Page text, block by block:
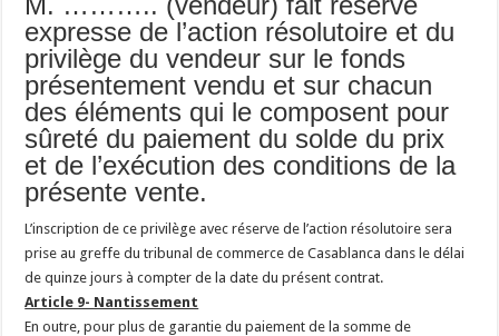
expresse de l’action résolutoire et du
privilège du vendeur sur le fonds
présentement vendu et sur chacun
des éléments qui le composent pour
sûreté du paiement du solde du prix
et de l’exécution des conditions de la
présente vente.
L’inscription de ce privilège avec réserve de l’action résolutoire sera
prise au greffe du tribunal de commerce de Casablanca dans le délai
de quinze jours à compter de la date du présent contrat.
Article 9- Nantissement
En outre, pour plus de garantie du paiement de la somme de